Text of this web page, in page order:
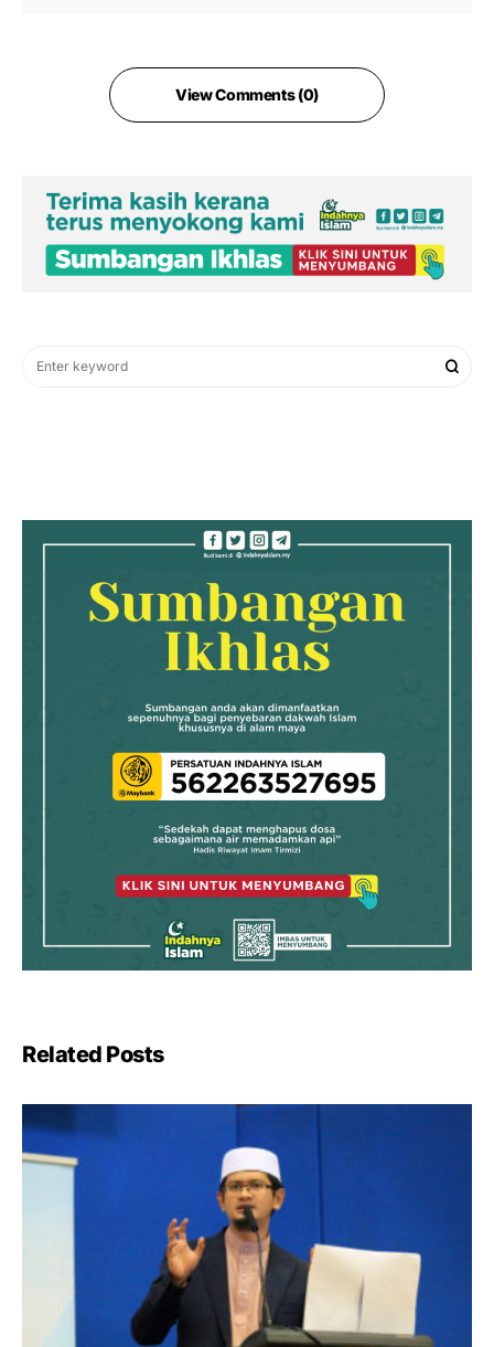
View Comments (0)
Related Posts